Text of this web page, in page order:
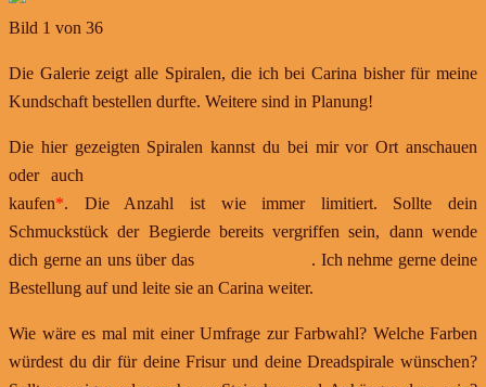
Bild 1 von 36
Die Galerie zeigt alle Spiralen, die ich bei Carina bisher für meine
Kundschaft bestellen durfte. Weitere sind in Planung!
Die hier gezeigten Spiralen kannst du bei mir vor Ort anschauen
oder auch
kaufen*. Die Anzahl ist wie immer limitiert. Sollte dein
Schmuckstück der Begierde bereits vergriffen sein, dann wende
dich gerne an uns über das
. Ich nehme gerne deine
Bestellung auf und leite sie an Carina weiter.
Wie wäre es mal mit einer Umfrage zur Farbwahl? Welche Farben
würdest du dir für deine Frisur und deine Dreadspirale wünschen?